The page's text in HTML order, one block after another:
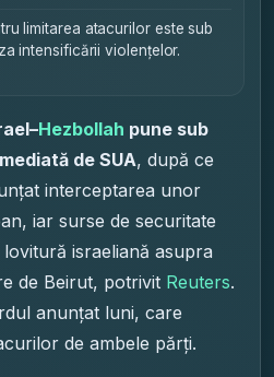
limitarea atacurilor este sub
intensificării violențelor.
Hezbollah pune sub
de SUA, după ce
interceptarea unor
iar surse de securitate
israeliană asupra
de Beirut, potrivit Reuters.
anunțat luni, care
de ambele părți.